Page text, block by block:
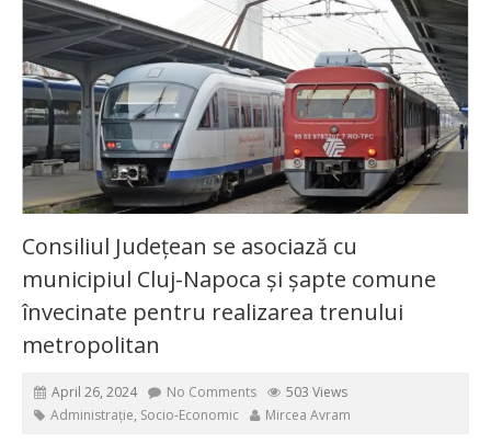
Consiliul Județean se asociază cu
municipiul Cluj-Napoca și șapte comune
învecinate pentru realizarea trenului
metropolitan
April 26, 2024 No Comments
503 Views
Administrație, Socio-Economic Mircea Avram